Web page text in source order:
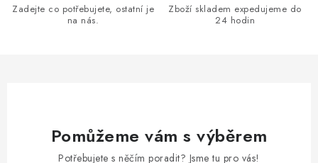
Zadejte co potřebujete, ostatní je
na nás.
Zboží skladem expedujeme do
24 hodin
Pomůžeme vám s výběrem
Potřebujete s něčím poradit? Jsme tu pro vás!